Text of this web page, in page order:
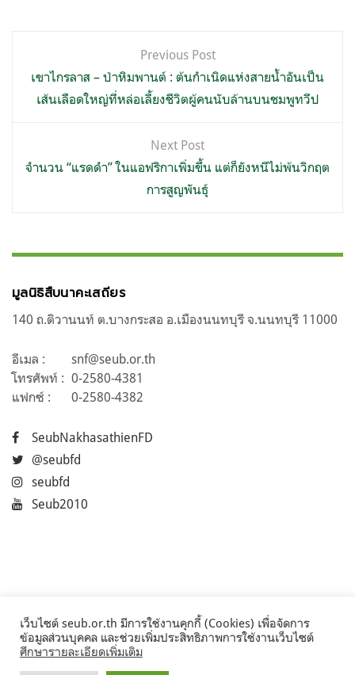
เรื่อง
Previous Post
เขาไกรลาส – ป่าหิมพานต์ : ต้นกำเนิดแห่งสายน้ำอันเป็น
เส้นเลือดใหญ่ที่หล่อเลี้ยงชีวิตผู้คนนับล้านบนชมพูทวีป
Next Post
จำนวน “แรดดำ” ในแอฟริกาเพิ่มขึ้น แต่ก็ยังหนีไม่พ้นวิกฤต
การสูญพันธุ์
มูลนิธิสืบนาคะเสถียร
140 ถ.ติวานนท์ ต.บางกระสอ อ.เมืองนนทบุรี จ.นนทบุรี 11000
อีเมล :
snf@seub.or.th
โทรศัพท์ : 0-2580-4381
แฟกซ์ :
0-2580-4382
SeubNakhasathienFD
@seubfd
seubfd
Seub2010
เว็บไซต์ seub.or.th มีการใช้งานคุกกี้ (Cookies) เพื่อจัดการ
ข้อมูลส่วนบุคคล และช่วยเพิ่มประสิทธิภาพการใช้งานเว็บไซต์
ศึกษารายละเอียดเพิ่มเติม